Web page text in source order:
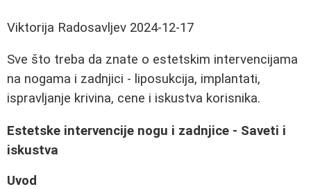
Viktorija Radosavljev 2024-12-17
Sve što treba da znate o estetskim intervencijama
na nogama i zadnjici - liposukcija, implantati,
ispravljanje krivina, cene i iskustva korisnika.
Estetske intervencije nogu i zadnjice - Saveti i
iskustva
Uvod